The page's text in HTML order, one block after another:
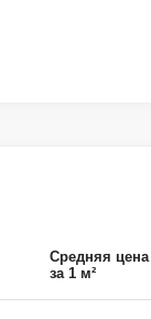
Средняя цена
за 1 м²